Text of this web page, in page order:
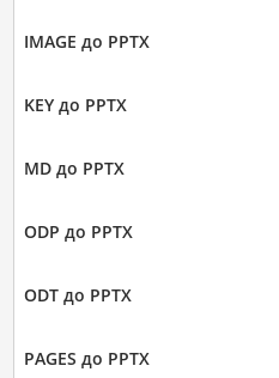
IMAGE до PPTX
KEY до PPTX
MD до PPTX
ODP до PPTX
ODT до PPTX
PAGES до PPTX